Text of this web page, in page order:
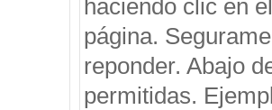
haciendo clic en
página.
reponder. Abajo
permitidas.